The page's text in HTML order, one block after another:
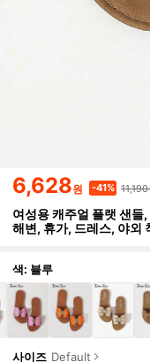
6,628원 -41%
여성용 캐주얼 플랫 샌들
해변, 휴가, 드레스, 야외
색: 블루
사이즈 Default